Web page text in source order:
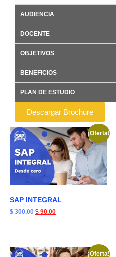
AUDIENCIA
DOCENTE
OBJETIVOS
BENEFICIOS
PLAN DE ESTUDIO
Descargar Brochure
¡Oferta!
SAP INTEGRAL
$300.00 $ 90.00
¡Oferta!